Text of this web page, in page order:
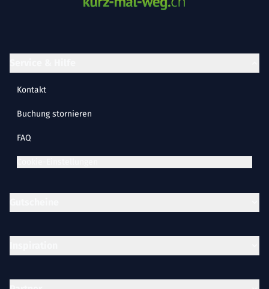
Kontakt
Buchung stornieren
FAQ